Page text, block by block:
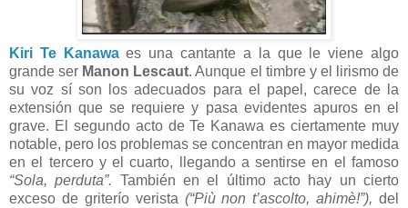
Kiri Te Kanawaes una cantante a la que le viene algo
grande ser Manon Lescaut. Aunque el timbre y el lirismo de
su voz sí son los adecuados para el papel, carece de la
extensión que se requiere y pasa evidentes apuros en el
grave. El segundo acto de Te Kanawa es ciertamente muy
notable, pero los problemas se concentran en mayor medida
en el tercero y el cuarto, llegando a sentirse en el famoso
“Sola, perduta”. También en el último acto hay un cierto
exceso de griterío verista (“Più non t’ascolto, ahimè!”), del